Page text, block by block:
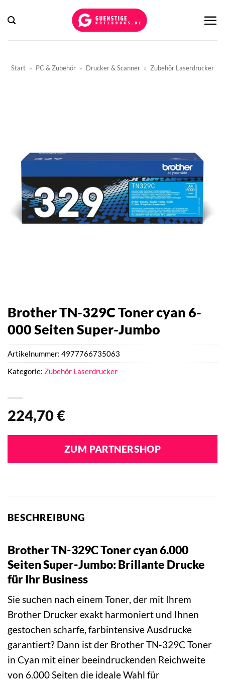
Inhalt
Start » PC & Zubehör » Drucker & Scanner » Zubehör Laserdrucker
Brother TN-329C Toner cyan 6-
000 Seiten Super-Jumbo
224,70€
ZUM PARTNERSHOP
Artikelnummer: 4977766735063
Kategorie: Zubehör Laserdrucker
BESCHREIBUNG
Brother TN-329C Toner cyan 6.000
Seiten Super-Jumbo: Brillante Drucke
für Ihr Business
Sie suchen nach einem Toner, der mit Ihrem
Brother Drucker exakt harmoniert und Ihnen
gestochen scharfe, farbintensive Ausdrucke
garantiert? Dann ist der Brother TN-329C Toner
in Cyan mit einer beeindruckenden Reichweite
von 6.000 Seiten die ideale Wahl für